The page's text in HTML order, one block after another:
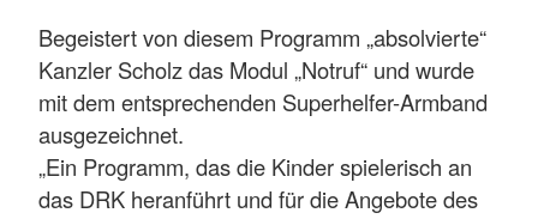
Begeistert von diesem Programm „absolvierte“
Kanzler Scholz das Modul „Notruf“ und wurde
mit dem entsprechenden Superhelfer-Armband
ausgezeichnet.
„Ein Programm, das die Kinder spielerisch an
das DRK heranführt und für die Angebote des